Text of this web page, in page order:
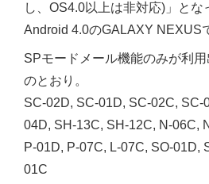
し、OS4.0以上は非対応)」とな
Android 4.0のGALAXY NEXUS
SPモードメール機能のみが利
のとおり。
SC-02D, SC-01D, SC-02C, SC-
04D, SH-13C, SH-12C, N-06C,
P-01D, P-07C, L-07C, SO-01D,
01C